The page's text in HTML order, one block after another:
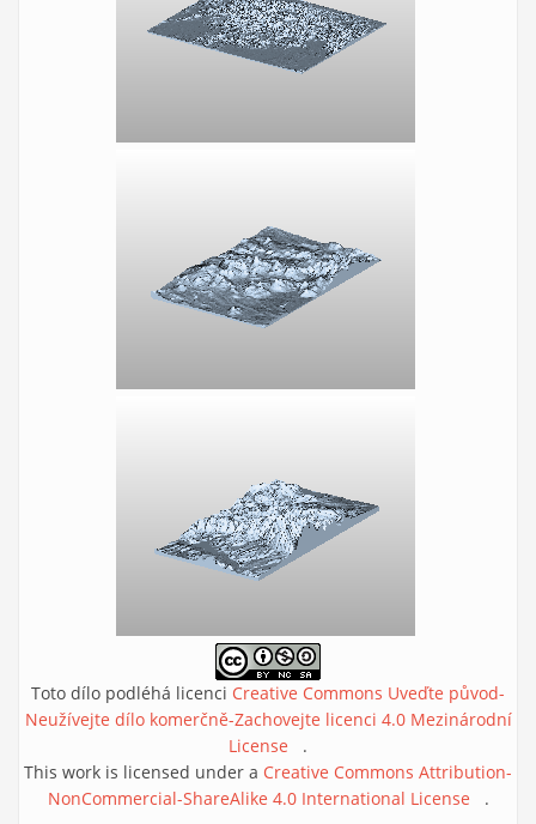
Toto dílo podléhá licenci Creative Commons Uveďte původ-
Neužívejte dílo komerčně-Zachovejte licenci 4.0 Mezinárodní
License (link is external)
.
This work is licensed under a Creative Commons Attribution-
NonCommercial-ShareAlike 4.0 International License
(link is
.